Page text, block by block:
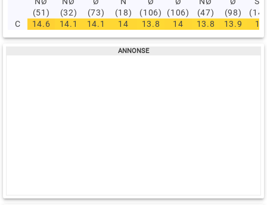
(51)
(32)
(73)
(18)
(106)
(106)
(47)
(98)
C
14.6 14.1 14.1 14 13.8 14 13.8 13.9 14